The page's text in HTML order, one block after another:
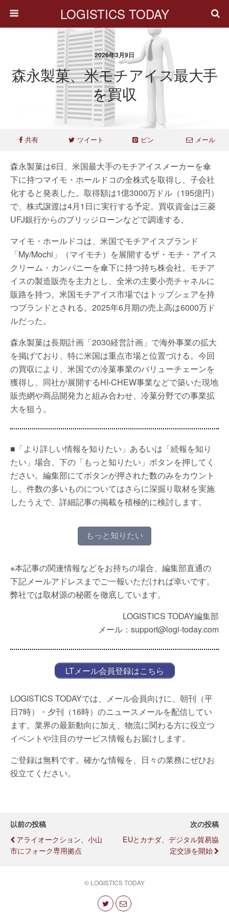
LOGISTICS TODAY
2026年3月9日
森永製菓、米モチアイス最大手
を買収
共有 ツイート ピン メール
森永製菓は6日、米国最大手のモチアイスメーカーを傘
下に持つマイモ・ホールドコの全株式を取得し、子会社
化すると発表した。取得額は1億3000万ドル（195億円）
で、株式譲渡は4月1日に実行する予定。買収資金は三菱
UFJ銀行からのブリッジローンなどで調達する。
マイモ・ホールドコは、米国でモチアイスブランド
「My/Mochi」（マイモチ）を展開するザ・モチ・アイス
クリーム・カンパニーを傘下に持つ持ち株会社。モチア
イスの製造販売を主力とし、全米の主要小売チャネルに
販路を持つ。米国モチアイス市場ではトップシェアを持
つブランドとされる。2025年6月期の売上高は6000万ド
ルだった。
森永製菓は長期計画「2030経営計画」で海外事業の拡大
を掲げており、特に米国は重点市場と位置づける。今回
の買収により、米国での冷菓事業のバリューチェーンを
獲得し、同社が展開するHI-CHEW事業などで築いた現地
販売網や商品開発力と組み合わせ、冷菓分野での事業拡
大を狙う。
■「より詳しい情報を知りたい」あるいは「続報を知り
たい」場合、下の「もっと知りたい」ボタンを押してく
ださい。編集部にてボタンが押された数のみをカウント
し、件数の多いものについてはさらに深掘り取材を実施
したうえで、詳細記事の掲載を積極的に検討します。
もっと知りたい
※本記事の関連情報などをお持ちの場合、編集部直通の
下記メールアドレスまでご一報いただければ幸いです。
弊社では取材源の秘匿を徹底しています。
LOGISTICS TODAY編集部
メール：support@logi-today.com
LTメール会員登録はこちら
LOGISTICS TODAYでは、メール会員向けに、朝刊（平
日7時）・夕刊（16時）のニュースメールを配信してい
ます。業界の最新動向に加え、物流に関わる方に役立つ
イベントや注目のサービス情報もお届けします。
ご登録は無料です。確かな情報を、日々の業務にぜひお
役立てください。
以前の投稿
アライオークション、小山
市にフォーク専用拠点
次の投稿
EUとカナダ、デジタル貿易協
定交渉を開始
© LOGISTICS TODAY